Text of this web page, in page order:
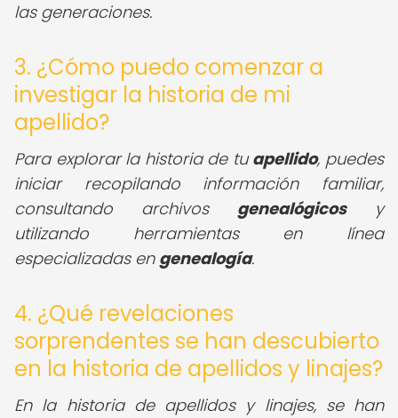
las generaciones.
3. ¿Cómo puedo comenzar a
investigar la historia de mi
apellido?
Para explorar la historia de tuapellido, puedes
iniciar recopilando información familiar,
consultando archivos genealógicosy
utilizando herramientas en línea
especializadas en genealogía.
4. ¿Qué revelaciones
sorprendentes se han descubierto
en la historia de apellidos y linajes?
En la historia de apellidos y linajes, se han